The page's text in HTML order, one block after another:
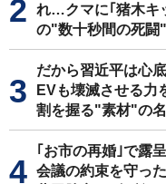
れ…クマに｢猪木キ
の"数十秒間の死闘"
だから習近平は心
EVも壊滅させる力
割を握る"素材"の
｢お市の再婚｣で露
会議の約束を守っ